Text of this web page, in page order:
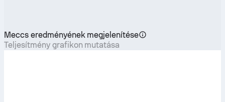
Meccs eredményének megjelenítése
Teljesítmény grafikon mutatása